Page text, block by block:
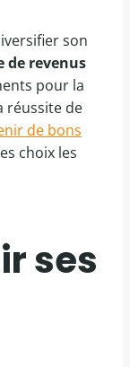
son
de revenus
pour la
réussite de
de bons
choix les
ses